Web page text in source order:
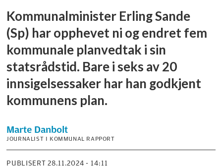
Kommunalminister Erling Sande
(Sp) har opphevet ni og endret fem
kommunale planvedtak i sin
statsrådstid. Bare i seks av 20
innsigelsessaker har han godkjent
kommunens plan.
Marte Danbolt
JOURNALIST I KOMMUNAL RAPPORT
PUBLISERT 28.11.2024 - 14:11